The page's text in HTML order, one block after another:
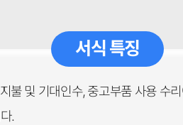
서식 특징
불 및 기대인수, 중고부품 사용 수
.